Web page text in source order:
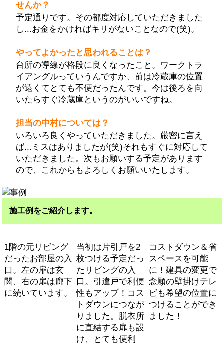
せんか？
予定通りです。その都度対応していただきました
し...お金をかければキリがないことなので(笑)。
やってよかったと思われることは？
台所の導線が格段に良くなったこと。ワークトラ
イアングルっていうんですか、前は冷蔵庫の位置
が遠くてとても不便だったんです。今は後ろを向
いたらすぐ冷蔵庫というのがいいですね。
担当の中村については？
いろいろ良くやっていただきました。厳密に言え
ば...ミスはありましたが(笑)それもすぐに対応して
いただきました。次もお願いする予定があります
ので、これからもよろしくお願いいたします。
施工例をご紹介します。
1階の元リビング
だったお部屋の入
口。左の扉は玄
関、右の扉は廊下
に続いています。
当初は片引戸を2
枚つける予定だっ
たリビングの入
口。引違戸で利便
性もアップ！コス
トダウンにつなが
りました。脱衣所
に直結する扉も設
け、とても便利
コストダウン＆省
スペースを可能
に！建具の変更で
念願の壁掛けテレ
ビも希望の位置に
つけることができ
ました！